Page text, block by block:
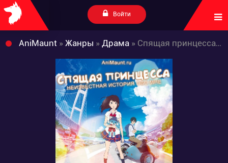
Войти
AniMaunt » Жанры » Драма » Спящая принцесса: Неизвестная история обо мне